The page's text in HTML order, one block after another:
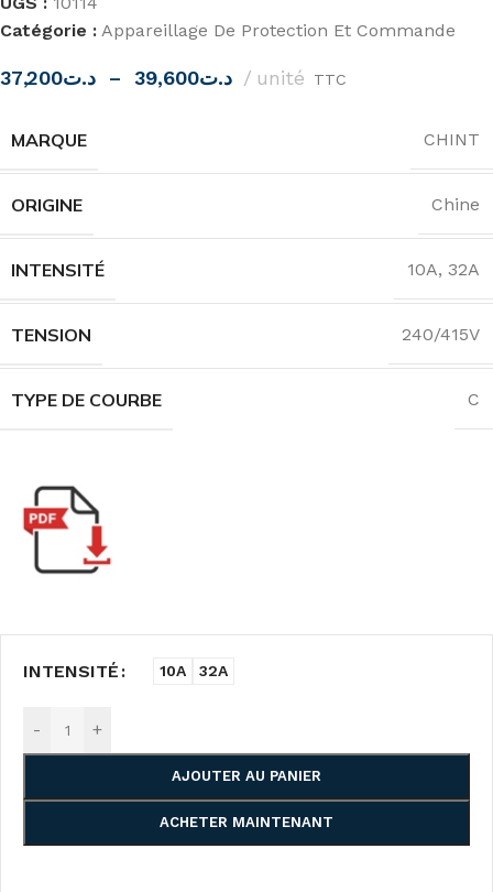
Catégorie : Appareillage De Protection Et Commande
د.ت37,200 – د.ت39,600 unité TTC
MARQUE CHINT
ORIGINE Chine
INTENSITÉ 10A, 32A
TENSION 240/415V
TYPE DE COURBE C
INTENSITÉ 10A 32A
- +
AJOUTER AU PANIER
ACHETER MAINTENANT